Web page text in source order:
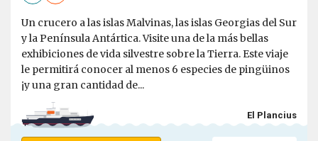
Un crucero a las islas Malvinas, las islas Georgias del Sur
y la Península Antártica. Visite una de la más bellas
exhibiciones de vida silvestre sobre la Tierra. Este viaje
le permitirá conocer al menos 6 especies de pingüinos
¡y una gran cantidad de...
El Plancius